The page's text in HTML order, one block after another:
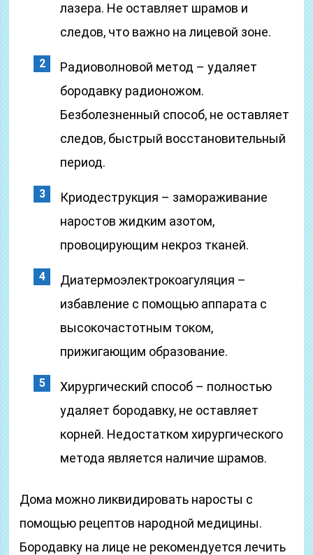
лазера. Не оставляет шрамов и
следов, что важно на лицевой зоне.
Радиоволновой метод – удаляет
бородавку радионожом.
Безболезненный способ, не оставляет
следов, быстрый восстановительный
период.
Криодеструкция – замораживание
наростов жидким азотом,
провоцирующим некроз тканей.
Диатермоэлектрокоагуляция –
избавление с помощью аппарата с
высокочастотным током,
прижигающим образование.
Хирургический способ – полностью
удаляет бородавку, не оставляет
корней. Недостатком хирургического
метода является наличие шрамов.
Дома можно ликвидировать наросты с
помощью рецептов народной медицины.
Бородавку на лице не рекомендуется лечить